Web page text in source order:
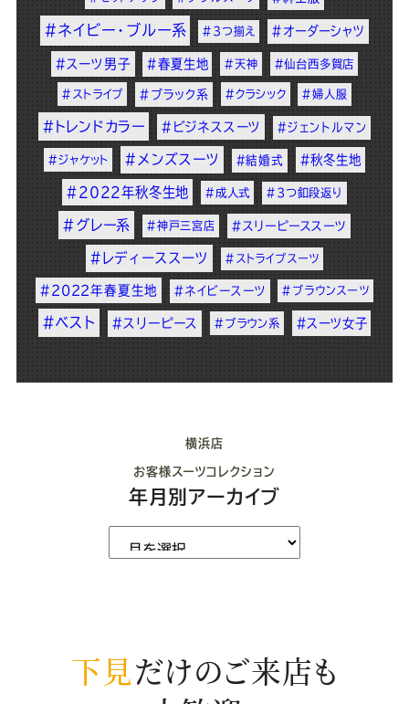
#ネイビー・ブルー系 #3つ揃え #オーダーシャツ
#スーツ男子 #春夏生地 #天神 #仙台西多賀店
#ストライプ #ブラック系 #クラシック #婦人服
#トレンドカラー #ビジネススーツ #ジェントルマン
#ジャケット #メンズスーツ #結婚式 #秋冬生地
#2022年秋冬生地 #成人式 #3つ釦段返り
#グレー系 #神戸三宮店 #スリーピーススーツ
#レディーススーツ #ストライプスーツ
#2022年春夏生地 #ネイビースーツ #ブラウンスーツ
#ベスト #スリーピース #ブラウン系 #スーツ女子
横浜店
お客様スーツコレクション
年月別アーカイブ
下見だけのご来店も